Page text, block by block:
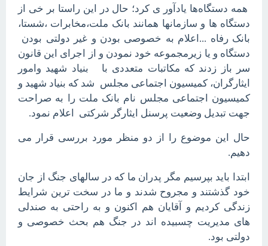
همه دستگاه‌ها یادآور ی کرد؛ حال در این راستا بر خی از
دستگاه ها و سازمانها همانند بانک ملت،مخابرات ،شستا،
بانک رفاه ...اعلام به خصوصی بودن و غیر دولتی بودن
دستگاه و یا زیرمجموعه خود نمودن و از اجرای این قانون
سر باز زدند که مکاتبات متعددی با بنیاد شهید وامور
ایثارگران، کمیسیون اجتماعی مجلس شد که بنیاد شهید و
کمیسیون اجتماعی مجلس نام بانک ملت را به صراحت
جهت تبدیل وضعیت پرسنل ایثارگر شرکتی اعلام نمود.
حال این موضوع را از دو منظر مورد بررسی قرار می
دهیم.
ابتدا باید بپرسیم مگر پدران ما که در سالهای جنگ از جان
خود گذشتند و مجروح شدند و ما در سخت ترین شرایط
زندگی کردیم و آقایان هم اکنون و به راحتی به صندلی
های مدیریت چسبیده اند در جنگ هم بحث خصوصی و
دولتی بود.